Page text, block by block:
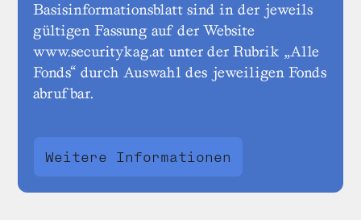
Basisinformationsblatt sind in der jeweils
gültigen Fassung auf der Website
www.securitykag.at unter der Rubrik „Alle
Fonds“ durch Auswahl des jeweiligen Fonds
abrufbar.
Weitere Informationen